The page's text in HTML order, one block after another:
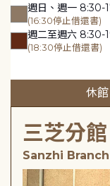
週日、週一 8:30-
(16:30停止借還書)
週二至週六 8:30-
(18:30停止借還書)
休
三芝分館
Sanzhi Branch